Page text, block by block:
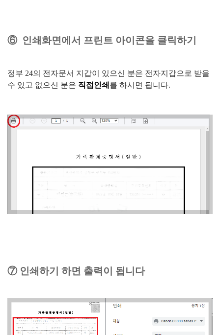
⑥ 인쇄화면에서 프린트 아이콘을 클릭하기
정부 24의 전자문서 지갑이 있으신 분은 전자지갑으로 받을
수 있고 없으신 분은 직접인쇄 를 하시면 됩니다.
⑦ 인쇄하기 하면 출력이 됩니다